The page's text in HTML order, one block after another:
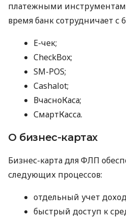
платежными
время банк сотрудничает с
E-чек;
CheckBox;
SM-POS;
Cashalot;
ВчасноКаса;
СмартКасса.
О бизнес-картах
Бизнес-карта для ФЛП
следующих процессов:
отдельный учет
быстрый доступ к